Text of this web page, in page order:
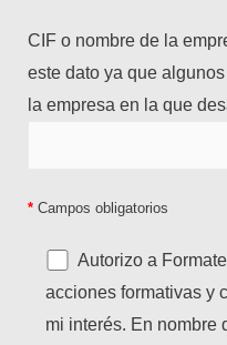
CIF o nombre de la
este dato ya que
la empresa en la que
* Campos obligatorios
Autorizo a
acciones formativas y
mi interés. En nombre